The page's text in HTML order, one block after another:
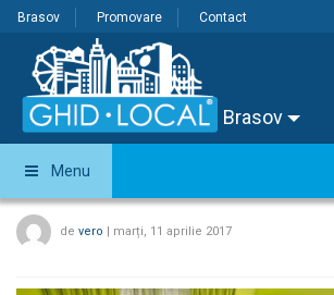
Brasov Promovare Contact
Brasov
Menu
de vero | marți, 11 aprilie 2017